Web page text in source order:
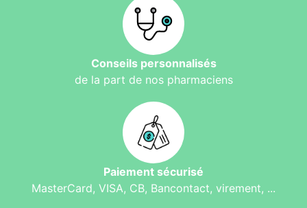
Conseils personnalisés
de la part de nos pharmaciens
Paiement sécurisé
MasterCard, VISA, CB, Bancontact, virement, ...